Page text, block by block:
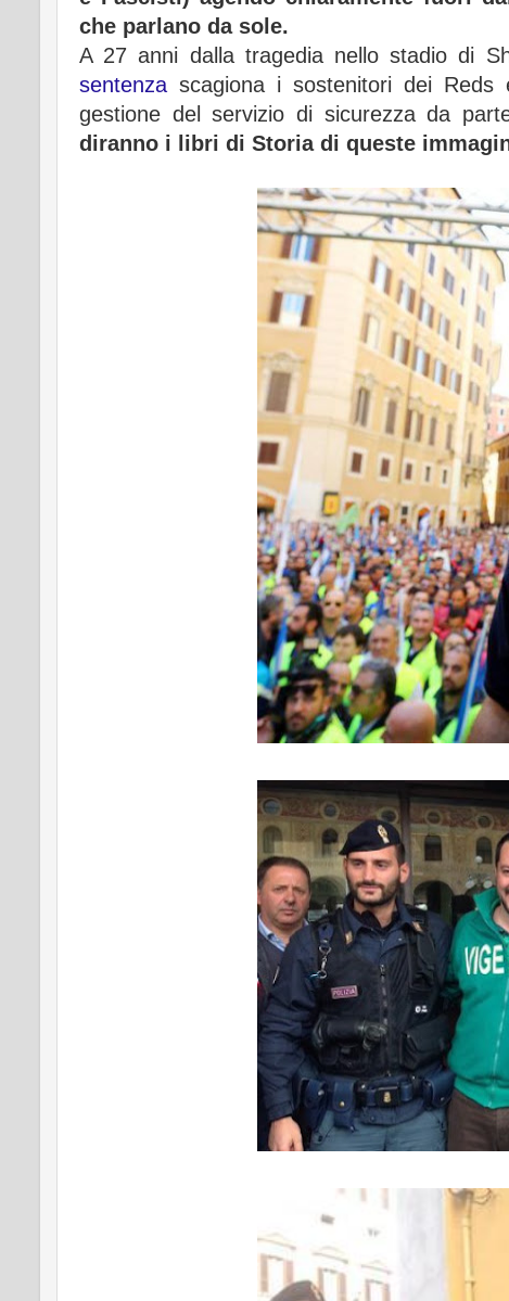
che parlano da sole.
A 27 anni dalla tragedia nello stadio di
sentenza scagiona i sostenitori dei Reds
gestione del servizio di sicurezza da
diranno i libri di Storia di queste